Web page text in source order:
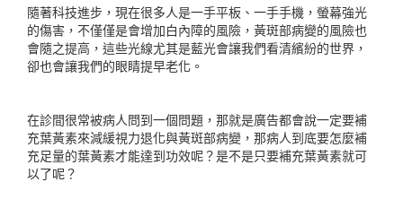
隨著科技進步，現在很多人是一手平板、一手手機，螢幕強光
的傷害，不僅僅是會增加白內障的風險，黃斑部病變的風險也
會隨之提高，這些光線尤其是藍光會讓我們看清繽紛的世界，
卻也會讓我們的眼睛提早老化。
在診間很常被病人問到一個問題，那就是廣告都會說一定要補
充葉黃素來減緩視力退化與黃斑部病變，那病人到底要怎麼補
充足量的葉黃素才能達到功效呢？是不是只要補充葉黃素就可
以了呢？